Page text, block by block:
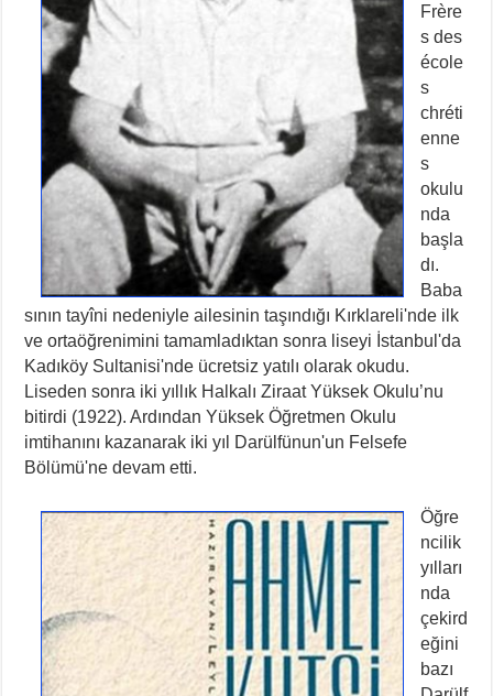
Frère
s des
école
s
chréti
enne
s
okulu
nda
başla
dı.
Baba
sının tayîni nedeniyle ailesinin taşındığı Kırklareli'nde ilk
ve ortaöğrenimini tamamladıktan sonra liseyi İstanbul'da
Kadıköy Sultanisi'nde ücretsiz yatılı olarak okudu.
Liseden sonra iki yıllık Halkalı Ziraat Yüksek Okulu’nu
bitirdi (1922). Ardından Yüksek Öğretmen Okulu
imtihanını kazanarak iki yıl Darülfünun'un Felsefe
Bölümü'ne devam etti.
Öğre
ncilik
yılları
nda
çekird
eğini
bazı